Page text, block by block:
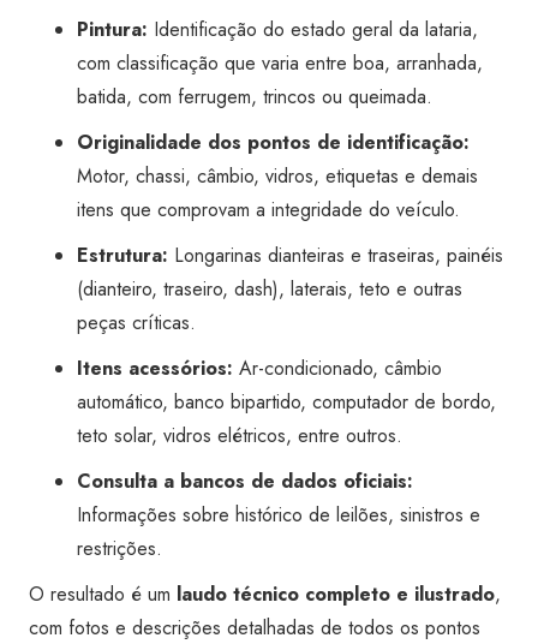
Pintura: Identificação do estado geral da lataria,
com classificação que varia entre boa, arranhada,
batida, com ferrugem, trincos ou queimada.
Originalidade dos pontos de identificação:
Motor, chassi, câmbio, vidros, etiquetas e demais
itens que comprovam a integridade do veículo.
Estrutura: Longarinas dianteiras e traseiras, painéis
(dianteiro, traseiro, dash), laterais, teto e outras
peças críticas.
Itens acessórios: Ar-condicionado, câmbio
automático, banco bipartido, computador de bordo,
teto solar, vidros elétricos, entre outros.
Consulta a bancos de dados oficiais:
Informações sobre histórico de leilões, sinistros e
restrições.
O resultado é um laudo técnico completo e ilustrado,
com fotos e descrições detalhadas de todos os pontos